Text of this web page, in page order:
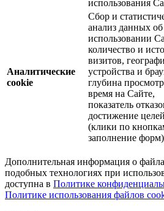
использования
Аналитические
cookie
Сбор и
анализ данных об
использовании
количество и
визитов,
устройства и
глубина
время на Сайте,
показатель
достижение целей
(клики по
заполнение
Дополнительная информация о
подобных технологиях при
доступна в Политике
Политике использования файлов